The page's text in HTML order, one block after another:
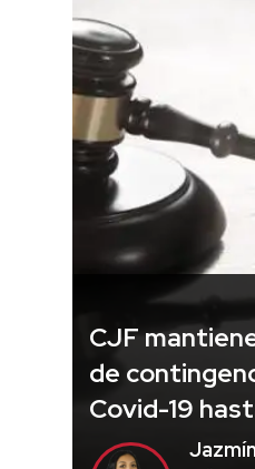
CJF
de
Covid-19